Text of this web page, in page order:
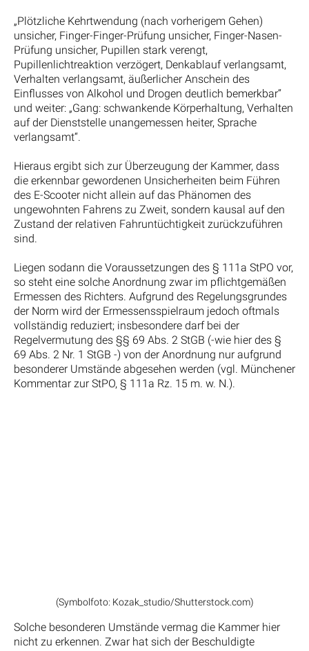
„Plötzliche Kehrtwendung (nach vorherigem Gehen)
unsicher, Finger-Finger-Prüfung unsicher, Finger-Nasen-
Prüfung unsicher, Pupillen stark verengt,
Pupillenlichtreaktion verzögert, Denkablauf verlangsamt,
Verhalten verlangsamt, äußerlicher Anschein des
Einflusses von Alkohol und Drogen deutlich bemerkbar“
und weiter: „Gang: schwankende Körperhaltung, Verhalten
auf der Dienststelle unangemessen heiter, Sprache
verlangsamt“.
Hieraus ergibt sich zur Überzeugung der Kammer, dass
die erkennbar gewordenen Unsicherheiten beim Führen
des E-Scooter nicht allein auf das Phänomen des
ungewohnten Fahrens zu Zweit, sondern kausal auf den
Zustand der relativen Fahruntüchtigkeit zurückzuführen
sind.
Liegen sodann die Voraussetzungen des § 111a StPO vor,
so steht eine solche Anordnung zwar im pflichtgemäßen
Ermessen des Richters. Aufgrund des Regelungsgrundes
der Norm wird der Ermessensspielraum jedoch oftmals
vollständig reduziert; insbesondere darf bei der
Regelvermutung des §§ 69 Abs. 2 StGB (-wie hier des §
69 Abs. 2 Nr. 1 StGB -) von der Anordnung nur aufgrund
besonderer Umstände abgesehen werden (vgl. Münchener
Kommentar zur StPO, § 111a Rz. 15 m. w. N.).
(Symbolfoto: Kozak_studio/Shutterstock.com)
Solche besonderen Umstände vermag die Kammer hier
nicht zu erkennen. Zwar hat sich der Beschuldigte